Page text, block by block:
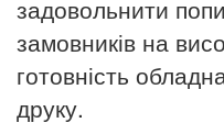
задовольнити
замовників на
готовність
друку.